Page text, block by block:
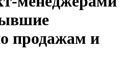
продажам и